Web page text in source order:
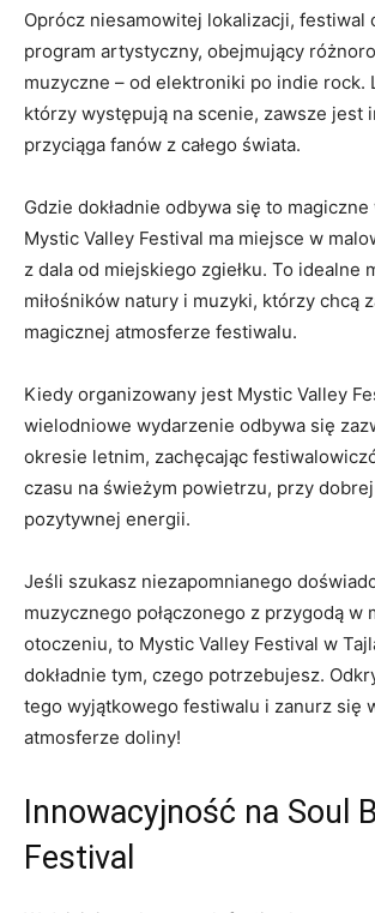
Oprócz niesamowitej lokalizacji, ⁤festiwal
program artystyczny, obejmujący
muzyczne – od elektroniki po ​indie rock.
którzy występują na scenie, zawsze jest
przyciąga fanów z całego świata.
Gdzie ‍dokładnie odbywa się to
Mystic Valley Festival ma miejsce w
z dala od ⁢miejskiego zgiełku. To‍ idealne
miłośników natury i muzyki, którzy chcą
magicznej atmosferze festiwalu.
Kiedy organizowany ⁣jest Mystic Valley
wielodniowe wydarzenie odbywa się
okresie⁣ letnim, zachęcając
czasu na świeżym powietrzu, przy
pozytywnej ‍energii.
Jeśli szukasz niezapomnianego
muzycznego połączonego z przygodą w
otoczeniu, to ⁣Mystic Valley​ Festival w
dokładnie tym,⁣ czego potrzebujesz.
tego wyjątkowego festiwalu i zanurz się
atmosferze doliny!
Innowacyjność na Soul
Festival